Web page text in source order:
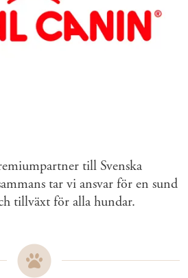
till Svenska
tar vi ansvar för en sund
tillväxt för alla hundar.